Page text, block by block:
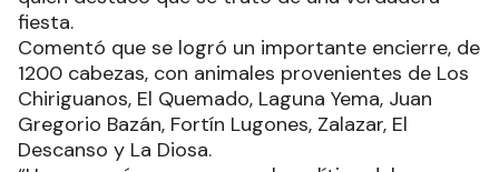
fiesta.
Comentó que se logró un importante encierre, de
1200 cabezas, con animales provenientes de Los
Chiriguanos, El Quemado, Laguna Yema, Juan
Gregorio Bazán, Fortín Lugones, Zalazar, El
Descanso y La Diosa.